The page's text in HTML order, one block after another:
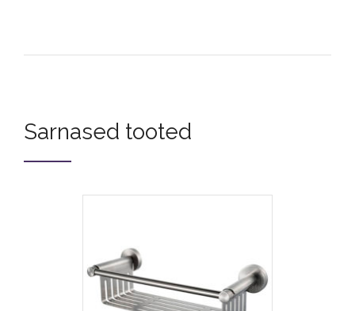
Sarnased tooted